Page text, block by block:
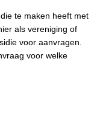
te maken heeft met
als vereniging of
voor aanvragen.
voor welke